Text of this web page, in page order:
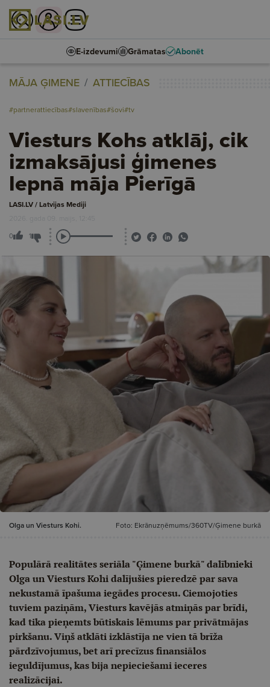
E-izdevumi Grāmatas Abonēt
MĀJA ĢIMENE ATTIECĪBAS
#partnerattiecības#slavenības#šovi#tv
Viesturs Kohs atklāj, cik
izmaksājusi ģimenes
lepnā māja Pierīgā
LASI.LV / Latvijas Mediji
2026. gada 09. maijs, 12:45
0 1
Olga un Viesturs Kohi. Foto: Ekrānuzņēmums/360TV/Ģimene burkā
Populārā realitātes seriāla "Ģimene burkā" dalībnieki
Olga un Viesturs Kohi dalījušies pieredzē par sava
nekustamā īpašuma iegādes procesu. Ciemojoties
tuviem paziņām, Viesturs kavējās atmiņās par brīdi,
kad tika pieņemts būtiskais lēmums par privātmājas
pirkšanu. Viņš atklāti izklāstīja ne vien tā brīža
pārdzīvojumus, bet arī precīzus finansiālos
ieguldījumus, kas bija nepieciešami ieceres
realizācijai.